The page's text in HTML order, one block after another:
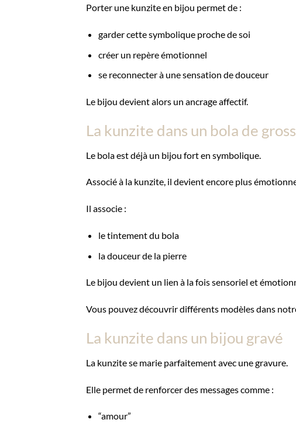
Porter une kunzite en bijou permet de :
garder cette symbolique proche de soi
créer un repère émotionnel
se reconnecter à une sensation de douceur
Le bijou devient alors un ancrage affectif.
La kunzite dans un bola de
Le bola est déjà un bijou fort en symbolique.
Associé à la kunzite, il devient encore plus
Il associe :
le tintement du bola
la douceur de la pierre
Le bijou devient un lien à la fois sensoriel et
Vous pouvez découvrir différents modèles dans
La kunzite dans un bijou gravé
La kunzite se marie parfaitement avec une gravure.
Elle permet de renforcer des messages comme :
“amour”